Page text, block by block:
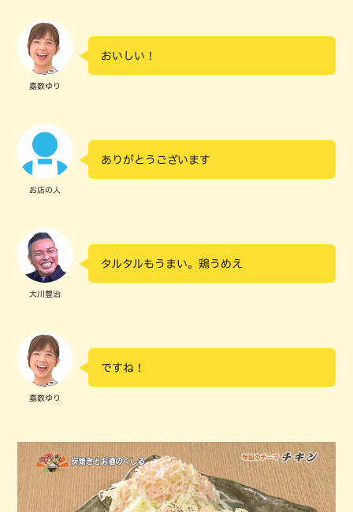
嘉数ゆり
おいしい！
お店の人
ありがとうございます
大川豊治
タルタルもうまい。鶏うめえ
嘉数ゆり
ですね！